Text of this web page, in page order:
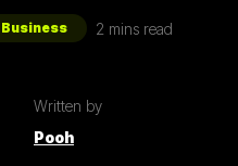
Business 2 mins read
Written by
Pooh